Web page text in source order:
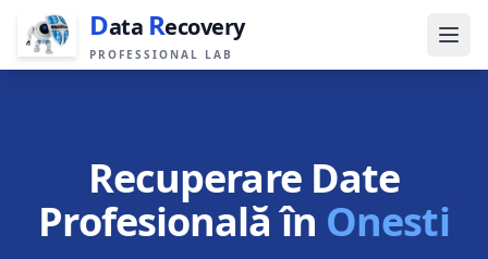
Data Recovery
PROFESSIONAL LAB
Recuperare Date
Profesională în Onesti